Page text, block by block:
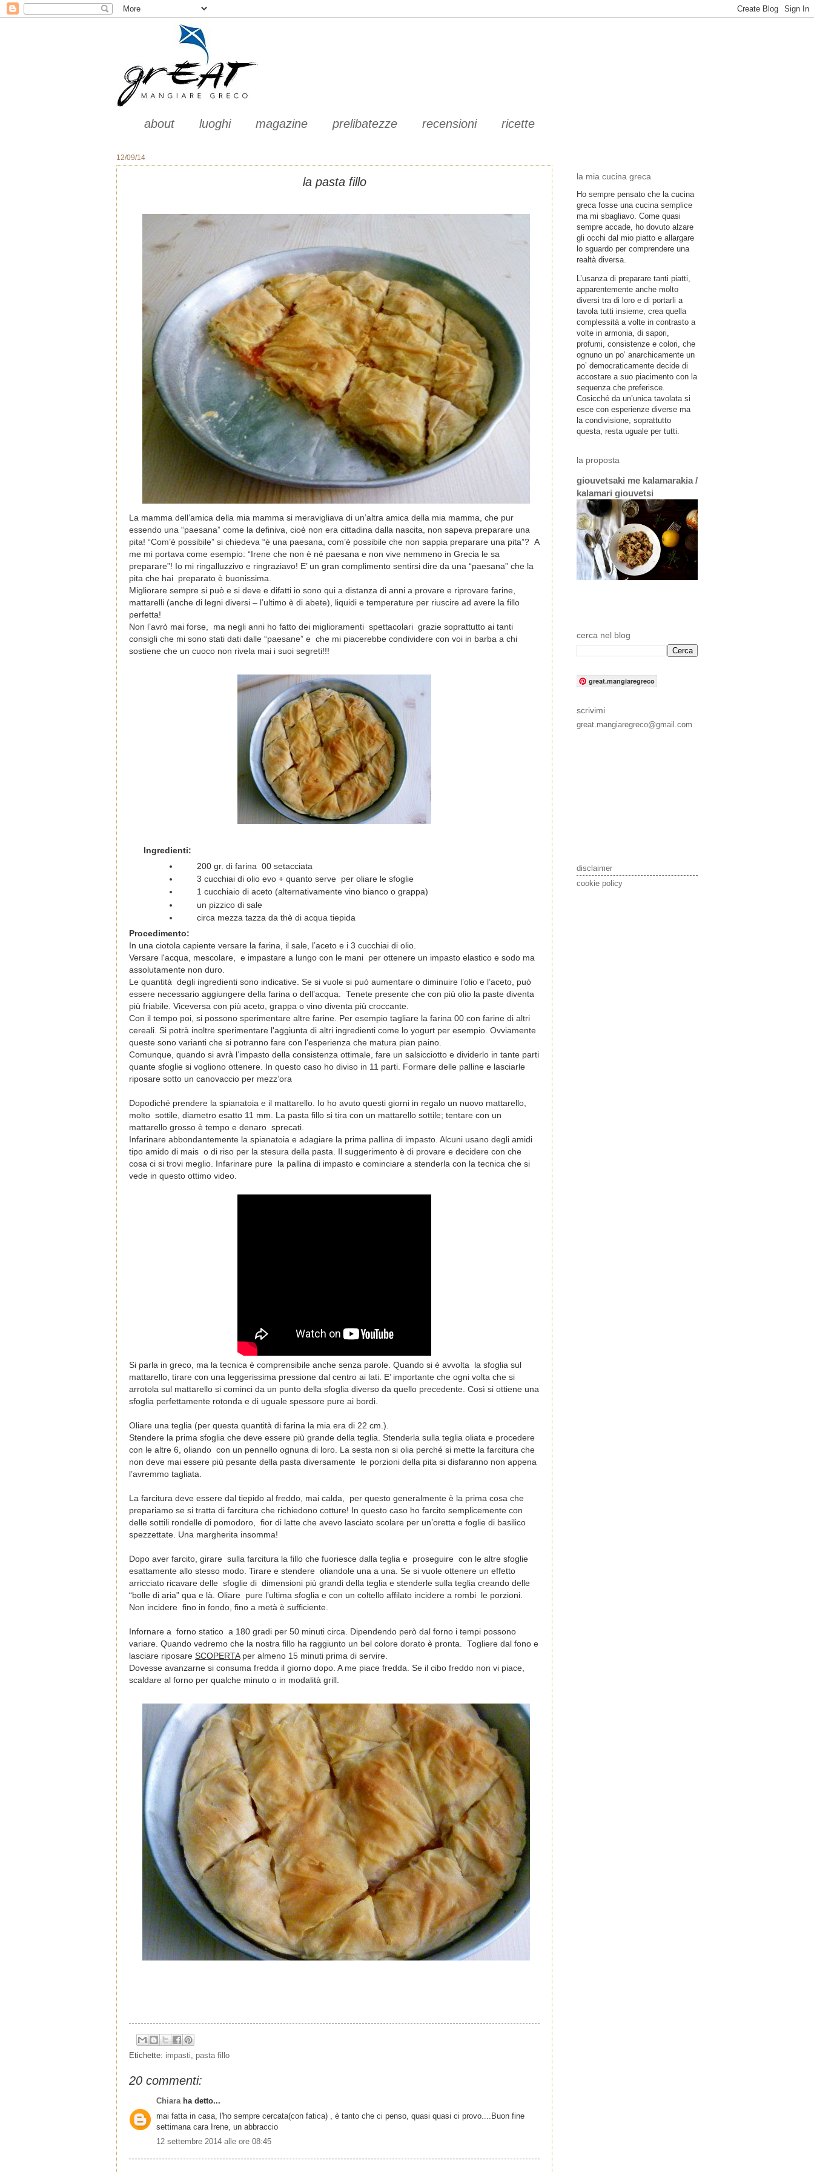
about luoghi magazine prelibatezze recensioni ricette
12/09/14
la pasta fillo
La mamma dell’amica della mia mamma si meravigliava di un’altra amica della mia mamma, che pur
essendo una “paesana” come la definiva, cioè non era cittadina dalla nascita, non sapeva preparare una
pita! “Com’è possibile” si chiedeva “è una paesana, com’è possibile che non sappia preparare una pita”? A
me mi portava come esempio: “Irene che non è né paesana e non vive nemmeno in Grecia le sa
preparare”! Io mi ringalluzzivo e ringraziavo! E’ un gran complimento sentirsi dire da una “paesana” che la
pita che hai preparato è buonissima.
Migliorare sempre si può e si deve e difatti io sono qui a distanza di anni a provare e riprovare farine,
mattarelli (anche di legni diversi – l’ultimo è di abete), liquidi e temperature per riuscire ad avere la fillo
perfetta!
Non l’avrò mai forse, ma negli anni ho fatto dei miglioramenti spettacolari grazie soprattutto ai tanti
consigli che mi sono stati dati dalle “paesane” e che mi piacerebbe condividere con voi in barba a chi
sostiene che un cuoco non rivela mai i suoi segreti!!!
Ingredienti:
200 gr. di farina 00 setacciata
3 cucchiai di olio evo + quanto serve per oliare le sfoglie
1 cucchiaio di aceto (alternativamente vino bianco o grappa)
un pizzico di sale
circa mezza tazza da thè di acqua tiepida
Procedimento:
In una ciotola capiente versare la farina, il sale, l’aceto e i 3 cucchiai di olio.
Versare l'acqua, mescolare, e impastare a lungo con le mani per ottenere un impasto elastico e sodo ma
assolutamente non duro.
Le quantità degli ingredienti sono indicative. Se si vuole si può aumentare o diminuire l’olio e l’aceto, può
essere necessario aggiungere della farina o dell’acqua. Tenete presente che con più olio la paste diventa
più friabile. Viceversa con più aceto, grappa o vino diventa più croccante.
Con il tempo poi, si possono sperimentare altre farine. Per esempio tagliare la farina 00 con farine di altri
cereali. Si potrà inoltre sperimentare l'aggiunta di altri ingredienti come lo yogurt per esempio. Ovviamente
queste sono varianti che si potranno fare con l'esperienza che matura pian paino.
Comunque, quando si avrà l’impasto della consistenza ottimale, fare un salsicciotto e dividerlo in tante parti
quante sfoglie si vogliono ottenere. In questo caso ho diviso in 11 parti. Formare delle palline e lasciarle
riposare sotto un canovaccio per mezz’ora
Dopodiché prendere la spianatoia e il mattarello. Io ho avuto questi giorni in regalo un nuovo mattarello,
molto sottile, diametro esatto 11 mm. La pasta fillo si tira con un mattarello sottile; tentare con un
mattarello grosso è tempo e denaro sprecati.
Infarinare abbondantemente la spianatoia e adagiare la prima pallina di impasto. Alcuni usano degli amidi
tipo amido di mais o di riso per la stesura della pasta. Il suggerimento è di provare e decidere con che
cosa ci si trovi meglio. Infarinare pure la pallina di impasto e cominciare a stenderla con la tecnica che si
vede in questo ottimo video.
Si parla in greco, ma la tecnica è comprensibile anche senza parole. Quando si è avvolta la sfoglia sul
mattarello, tirare con una leggerissima pressione dal centro ai lati. E’ importante che ogni volta che si
arrotola sul mattarello si cominci da un punto della sfoglia diverso da quello precedente. Così si ottiene una
sfoglia perfettamente rotonda e di uguale spessore pure ai bordi.
Oliare una teglia (per questa quantità di farina la mia era di 22 cm.).
Stendere la prima sfoglia che deve essere più grande della teglia. Stenderla sulla teglia oliata e procedere
con le altre 6, oliando con un pennello ognuna di loro. La sesta non si olia perché si mette la farcitura che
non deve mai essere più pesante della pasta diversamente le porzioni della pita si disfaranno non appena
l’avremmo tagliata.
La farcitura deve essere dal tiepido al freddo, mai calda, per questo generalmente è la prima cosa che
prepariamo se si tratta di farcitura che richiedono cotture! In questo caso ho farcito semplicemente con
delle sottili rondelle di pomodoro, fior di latte che avevo lasciato scolare per un’oretta e foglie di basilico
spezzettate. Una margherita insomma!
Dopo aver farcito, girare sulla farcitura la fillo che fuoriesce dalla teglia e proseguire con le altre sfoglie
esattamente allo stesso modo. Tirare e stendere oliandole una a una. Se si vuole ottenere un effetto
arricciato ricavare delle sfoglie di dimensioni più grandi della teglia e stenderle sulla teglia creando delle
“bolle di aria” qua e là. Oliare pure l’ultima sfoglia e con un coltello affilato incidere a rombi le porzioni.
Non incidere fino in fondo, fino a metà è sufficiente.
Infornare a forno statico a 180 gradi per 50 minuti circa. Dipendendo però dal forno i tempi possono
variare. Quando vedremo che la nostra fillo ha raggiunto un bel colore dorato è pronta. Togliere dal fono e
lasciare riposare SCOPERTAper almeno 15 minuti prima di servire.
Dovesse avanzarne si consuma fredda il giorno dopo. A me piace fredda. Se il cibo freddo non vi piace,
scaldare al forno per qualche minuto o in modalità grill.
Etichette: impasti, pasta fillo
20 commenti:
Chiara ha detto...
mai fatta in casa, l'ho sempre cercata(con fatica) , è tanto che ci penso, quasi quasi ci provo....Buon fine
settimana cara Irene, un abbraccio
12 settembre 2014 alle ore 08:45
la mia cucina greca
Ho sempre pensato che la cucina
greca fosse una cucina semplice
ma mi sbagliavo. Come quasi
sempre accade, ho dovuto alzare
gli occhi dal mio piatto e allargare
lo sguardo per comprendere una
realtà diversa.
L’usanza di preparare tanti piatti,
apparentemente anche molto
diversi tra di loro e di portarli a
tavola tutti insieme, crea quella
complessità a volte in contrasto a
volte in armonia, di sapori,
profumi, consistenze e colori, che
ognuno un po’ anarchicamente un
po’ democraticamente decide di
accostare a suo piacimento con la
sequenza che preferisce.
Cosicché da un’unica tavolata si
esce con esperienze diverse ma
la condivisione, soprattutto
questa, resta uguale per tutti.
la proposta
giouvetsaki me kalamarakia /
kalamari giouvetsi
cerca nel blog
great.mangiaregreco
scrivimi
great.mangiaregreco@gmail.com
disclaimer
cookie policy